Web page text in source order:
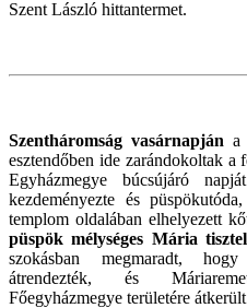
Szent László hittantermet.
Szentháromság vasárnapján a
esztendőben ide zarándokoltak a
Egyházmegye búcsújáró
kezdeményezte és
templom oldalában elhelyezett
püspök mélységes Mária
szokásban megmaradt,
átrendezték, és
Főegyházmegye területére